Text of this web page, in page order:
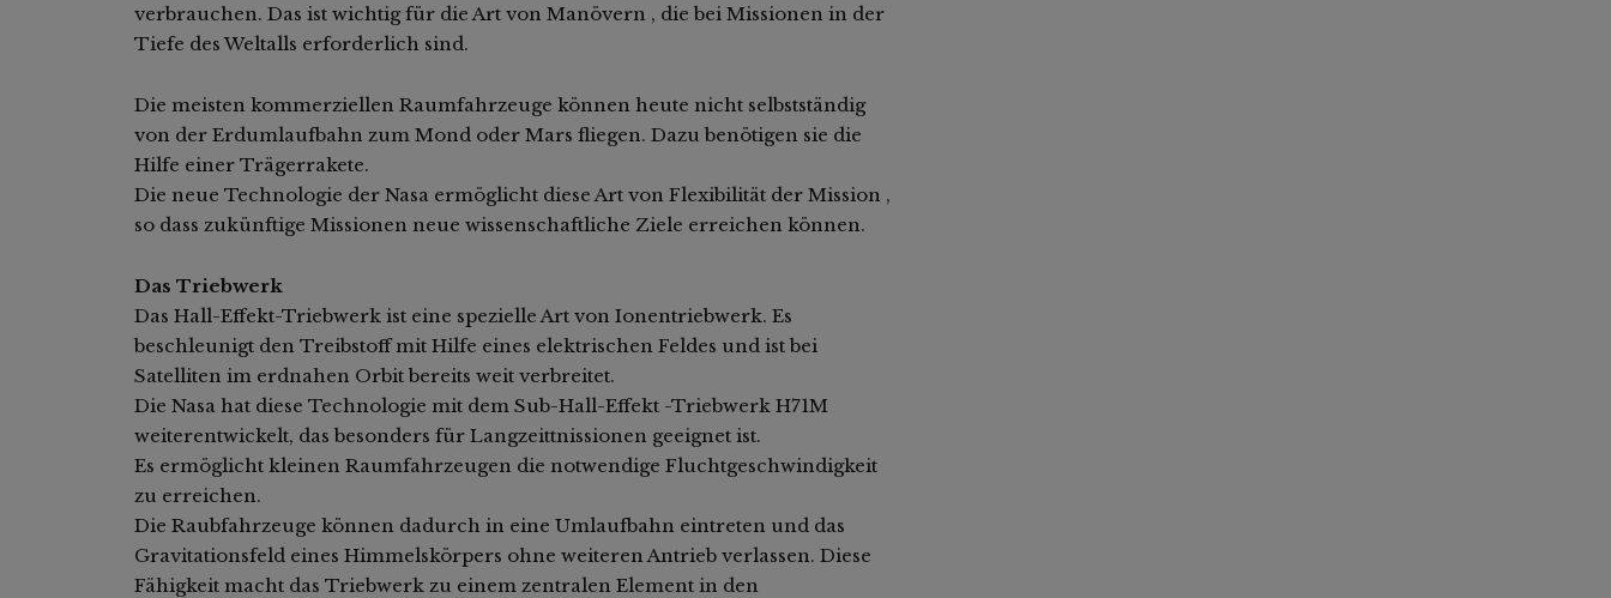
verbrauchen. Das ist wichtig für die Art von Manövern , die bei Missionen in der
Tiefe des Weltalls erforderlich sind.
Die meisten kommerziellen Raumfahrzeuge können heute nicht selbstständig
von der Erdumlaufbahn zum Mond oder Mars fliegen. Dazu benötigen sie die
Hilfe einer Trägerrakete.
Die neue Technologie der Nasa ermöglicht diese Art von Flexibilität der Mission ,
so dass zukünftige Missionen neue wissenschaftliche Ziele erreichen können.
Das Triebwerk
Das Hall-Effekt-Triebwerk ist eine spezielle Art von Ionentriebwerk. Es
beschleunigt den Treibstoff mit Hilfe eines elektrischen Feldes und ist bei
Satelliten im erdnahen Orbit bereits weit verbreitet.
Die Nasa hat diese Technologie mit dem Sub-Hall-Effekt -Triebwerk H71M
weiterentwickelt, das besonders für Langzeittnissionen geeignet ist.
Es ermöglicht kleinen Raumfahrzeugen die notwendige Fluchtgeschwindigkeit
zu erreichen.
Die Raubfahrzeuge können dadurch in eine Umlaufbahn eintreten und das
Gravitationsfeld eines Himmelskörpers ohne weiteren Antrieb verlassen. Diese
Fähigkeit macht das Triebwerk zu einem zentralen Element in den